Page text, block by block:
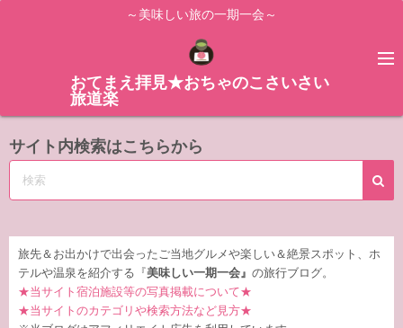
ス
ッ
～美味しい旅の一期一会～
おてまえ拝見★おちゃのこさいさい
旅道楽
サイト内検索はこちらから
旅先＆お出かけで出会ったご当地グルメや楽しい＆絶景スポット、ホ
テルや温泉を紹介する『 美味しい一期一会』 の旅行ブログ。
★当サイト宿泊施設等の写真掲載について★
★当サイトのカテゴリや検索方法など見方★